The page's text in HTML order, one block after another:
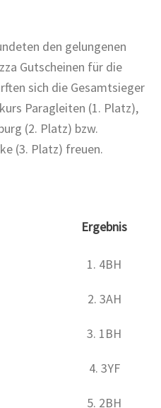
den gelungenen
Gutscheinen für die
sich die Gesamtsieger
Paragleiten (1. Platz),
(2. Platz) bzw.
(3. Platz) freuen.
Ergebnis
1. 4BH
2. 3AH
3. 1BH
4. 3YF
5. 2BH